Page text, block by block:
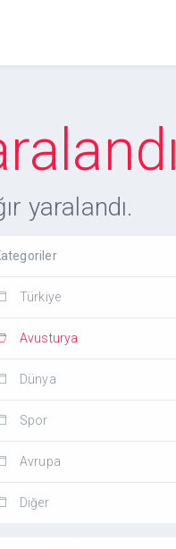
yaralandı.
Türkiye
Avusturya
Dünya
Spor
Avrupa
Diğer